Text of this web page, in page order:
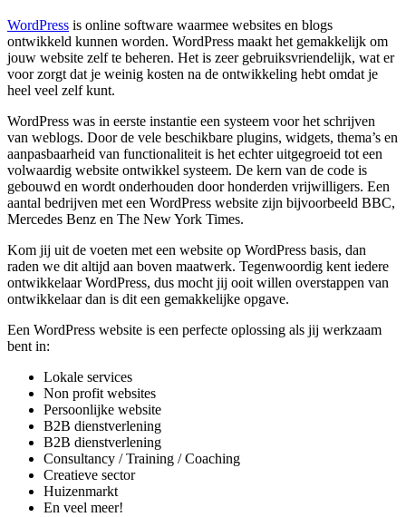
WordPress is online software waarmee websites en blogs
ontwikkeld kunnen worden. WordPress maakt het gemakkelijk om
jouw website zelf te beheren. Het is zeer gebruiksvriendelijk, wat er
voor zorgt dat je weinig kosten na de ontwikkeling hebt omdat je
heel veel zelf kunt.
WordPress was in eerste instantie een systeem voor het schrijven
van weblogs. Door de vele beschikbare plugins, widgets, thema’s en
aanpasbaarheid van functionaliteit is het echter uitgegroeid tot een
volwaardig website ontwikkel systeem. De kern van de code is
gebouwd en wordt onderhouden door honderden vrijwilligers. Een
aantal bedrijven met een WordPress website zijn bijvoorbeeld BBC,
Mercedes Benz en The New York Times.
Kom jij uit de voeten met een website op WordPress basis, dan
raden we dit altijd aan boven maatwerk. Tegenwoordig kent iedere
ontwikkelaar WordPress, dus mocht jij ooit willen overstappen van
ontwikkelaar dan is dit een gemakkelijke opgave.
Een WordPress website is een perfecte oplossing als jij werkzaam
bent in:
Lokale services
Non profit websites
Persoonlijke website
B2B dienstverlening
B2B dienstverlening
Consultancy / Training / Coaching
Creatieve sector
Huizenmarkt
En veel meer!